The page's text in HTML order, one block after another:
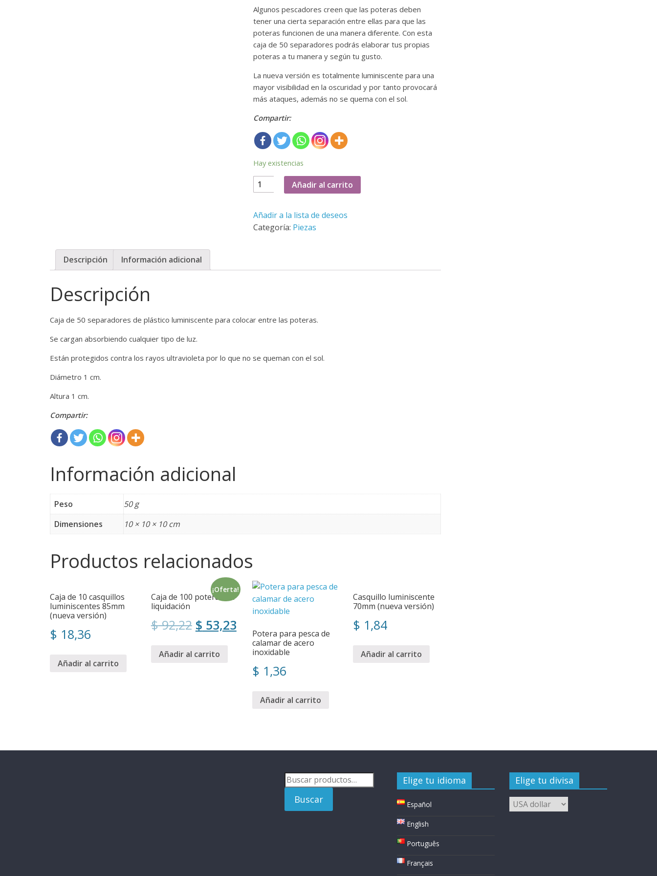
Algunos pescadores creen que las poteras deben
tener una cierta separación entre ellas para que las
poteras funcionen de una manera diferente. Con esta
caja de 50 separadores podrás elaborar tus propias
poteras a tu manera y según tu gusto.
La nueva versión es totalmente luminiscente para una
mayor visibilidad en la oscuridad y por tanto provocará
más ataques, además no se quema con el sol.
Compartir:
Hay existencias
Caja
de
separadores
luminiscentes
Añadir al carrito
Añadir a la lista de deseos
Categoría: Piezas
Descripción Información adicional
Descripción
Caja de 50 separadores de plástico luminiscente para colocar entre las poteras.
Se cargan absorbiendo cualquier tipo de luz.
Están protegidos contra los rayos ultravioleta por lo que no se queman con el sol.
Diámetro 1 cm.
Altura 1 cm.
Compartir:
Información adicional
Peso
50 g
Dimensiones
10 × 10 × 10 cm
Productos relacionados
Caja de 10 casquillos
luminiscentes 85mm
(nueva versión)
$ 18,36
Añadir al carrito
¡Oferta!
Caja de 100 poteras en
liquidación
$92,22 $ 53,23
Añadir al carrito
Potera para pesca de
calamar de acero
inoxidable
$ 1,36
Añadir al carrito
Casquillo luminiscente
70mm (nueva versión)
$ 1,84
Añadir al carrito
Buscar
por:
Buscar
Elige tu idioma
Español
English
Português
Français
Elige tu divisa